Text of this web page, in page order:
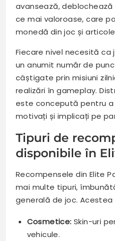
avansează,
ce mai valoroase, care
monedă din joc și
Fiecare nivel necesită
un anumit număr de
câștigate prin misiuni
realizări în gameplay.
este concepută pentru
motivați și implicați pe
Tipuri de
disponibile în
Recompensele din Elite
mai multe tipuri,
generală de joc. Acestea
Cosmetice: Skin-uri
vehicule.